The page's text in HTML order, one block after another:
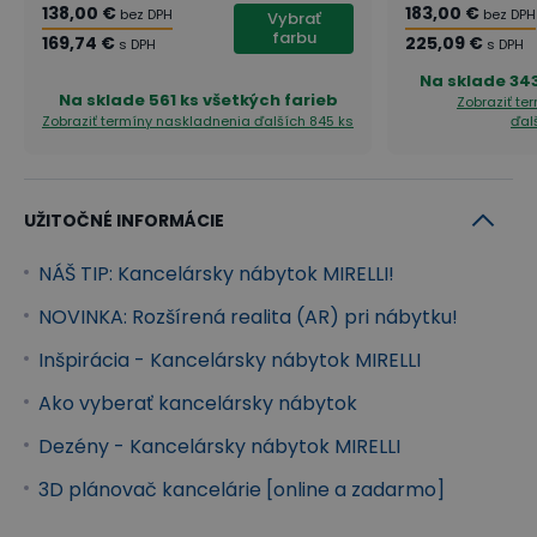
vysoké štandardy ergonómie práce.
Skriňe
Skrine MIRELLI sa radia medzi naozaj robustný
nábytok. Môžete si vybrať od skrinky na kolieskach,
2-dverové a skrine šatní. Skrine sú uzamykateľné.
nimi naozaj nemusíte držať pri zdi.
Kontajnery
Kontajnery MIRELLI majú nižšiu výšku v porovnaní so
stolmi. Sú na kolieskach, takže ich môžete
ľubovoľne presúvať po vašej kancelárii. Majú 4
zásuvky s 80 % výsuvom doplnené o madlá z
138,00 € bez DPH
169,74 € s DPH
Vybrať
farbu
Na sklade 561 ks všetkých farieb
Zobraziť termíny naskladnenia ďalších 845 ks
183,00 € bez DPH
225,09 € s DPH
Na sklade
Zobraziť
UŽITOČNÉ INFORMÁCIE
NÁŠ TIP: Kancelársky nábytok MIRELLI!
NOVINKA: Rozšírená realita (AR) pri nábytku!
Inšpirácia - Kancelársky nábytok MIRELLI
Ako vyberať kancelársky nábytok
Dezény - Kancelársky nábytok MIRELLI
3D plánovač kancelárie [online a zadarmo]